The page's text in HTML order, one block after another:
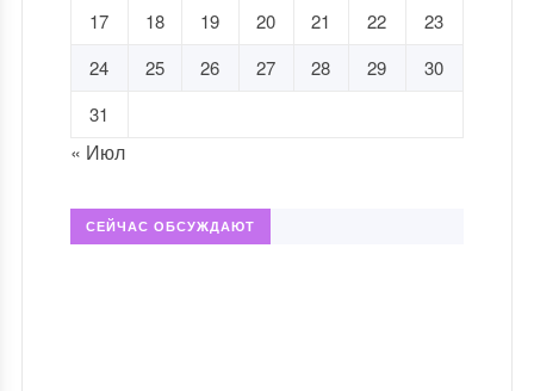
17
18 19 20 21 22
23
24
25 26 27 28 29
30
31
« Июл
СЕЙЧАС ОБСУЖДАЮТ